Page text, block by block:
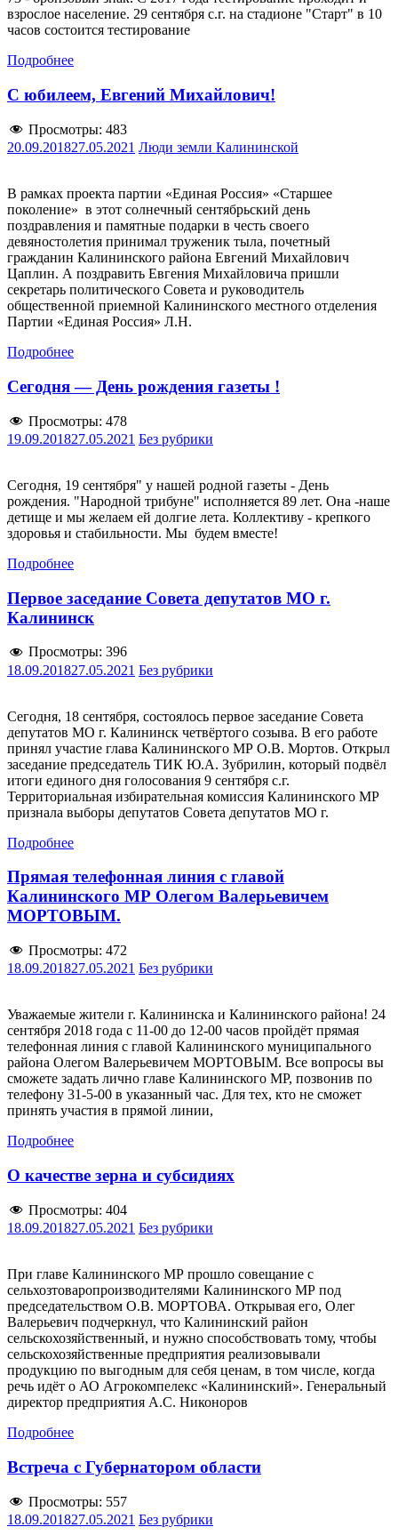
взрослое население. 29 сентября с.г. на стадионе "Старт" в 10
часов состоится тестирование
Подробнее
С юбилеем, Евгений Михайлович!
Просмотры: 483
20.09.201827.05.2021 Люди земли Калининской
В рамках проекта партии «Единая Россия» «Старшее
поколение» в этот солнечный сентябрьский день
поздравления и памятные подарки в честь своего
девяностолетия принимал труженик тыла, почетный
гражданин Калининского района Евгений Михайлович
Цаплин. А поздравить Евгения Михайловича пришли
секретарь политического Совета и руководитель
общественной приемной Калининского местного отделения
Партии «Единая Россия» Л.Н.
Подробнее
Сегодня — День рождения газеты !
Просмотры: 478
19.09.201827.05.2021 Без рубрики
Сегодня, 19 сентября" у нашей родной газеты - День
рождения. "Народной трибуне" исполняется 89 лет. Она -наше
детище и мы желаем ей долгие лета. Коллективу - крепкого
здоровья и стабильности. Мы будем вместе!
Подробнее
Первое заседание Совета депутатов МО г.
Калининск
Просмотры: 396
18.09.201827.05.2021 Без рубрики
Сегодня, 18 сентября, состоялось первое заседание Совета
депутатов МО г. Калининск четвёртого созыва. В его работе
принял участие глава Калининского МР О.В. Мортов. Открыл
заседание председатель ТИК Ю.А. Зубрилин, который подвёл
итоги единого дня голосования 9 сентября с.г.
Территориальная избирательная комиссия Калининского МР
признала выборы депутатов Совета депутатов МО г.
Подробнее
Прямая телефонная линия с главой
Калининского МР Олегом Валерьевичем
МОРТОВЫМ.
Просмотры: 472
18.09.201827.05.2021 Без рубрики
Уважаемые жители г. Калининска и Калининского района! 24
сентября 2018 года с 11-00 до 12-00 часов пройдёт прямая
телефонная линия с главой Калининского муниципального
района Олегом Валерьевичем МОРТОВЫМ. Все вопросы вы
сможете задать лично главе Калининского МР, позвонив по
телефону 31-5-00 в указанный час. Для тех, кто не сможет
принять участия в прямой линии,
Подробнее
О качестве зерна и субсидиях
Просмотры: 404
18.09.201827.05.2021 Без рубрики
При главе Калининского МР прошло совещание с
сельхозтоваропроизводителями Калининского МР под
председательством О.В. МОРТОВА. Открывая его, Олег
Валерьевич подчеркнул, что Калининский район
сельскохозяйственный, и нужно способствовать тому, чтобы
сельскохозяйственные предприятия реализовывали
продукцию по выгодным для себя ценам, в том числе, когда
речь идёт о АО Агрокомпелекс «Калининский». Генеральный
директор предприятия А.С. Никоноров
Подробнее
Встреча с Губернатором области
Просмотры: 557
18.09.201827.05.2021 Без рубрики